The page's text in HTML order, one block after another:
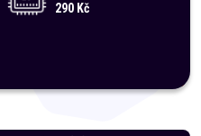
290 Kč